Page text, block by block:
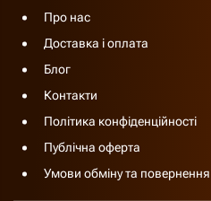
Про нас
Доставка і оплата
Блог
Контакти
Політика конфіденційності
Публічна оферта
Умови обміну та повернення